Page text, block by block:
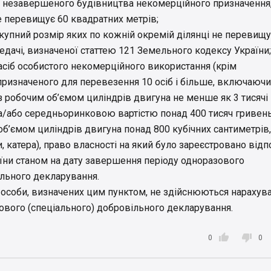
будівництва некомерційного
перевищує 60 квадратних метрів;
розмір яких по кожній окремій ділянці не
визначеної статтею 121 Земельного кодексу України;
особистого некомерційного використання (крім
для перевезення 10 осіб i більше, включаючи
робочим об’ємом циліндрів двигуна не менше як 3 тисячі
або середньоринковою вартістю понад 400 тисяч
циліндрів двигуна понад 800 кубічних сантиметрів,
катера), право власності на який було зареєстровано
станом на дату завершення періоду одноразового
декларування.
визначених цим пунктом, не здійснюються
(спеціального) добровільного декларування.

0  0